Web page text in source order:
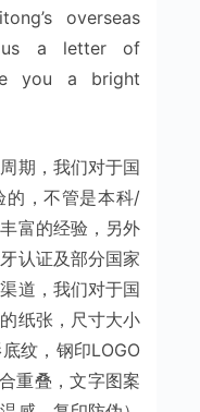
overseas
us a letter of
you a bright
期，我们对于国
的，不管是本科/
富的经验，另外
认证及部分国家
道，我们对于国
纸张，尺寸大小
纹，钢印LOGO
重叠，文字图案